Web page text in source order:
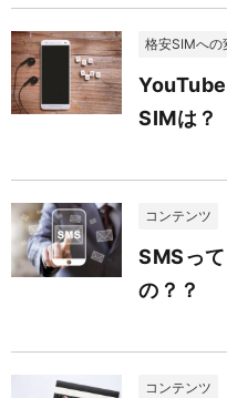
格安SIMへの
SIMは？
コンテンツ
SMSっ
の？？
コンテンツ